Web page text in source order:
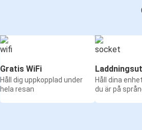
Gratis WiFi
Håll dig uppkopplad under
hela resan
Håll dina
du är på